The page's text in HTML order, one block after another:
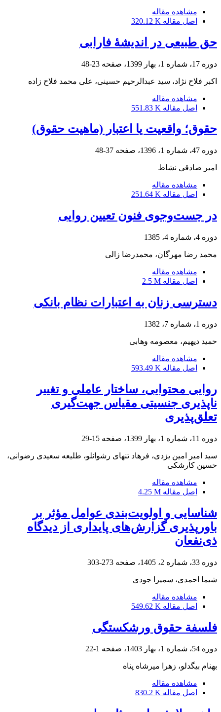
مشاهده مقاله
اصل مقاله 320.12 K
حق طبیعی در اندیشۀ فارابی
دوره 17، شماره 1، بهار 1399، صفحه 23-48
اکبر فلاح نژاد، سید عبدالرحیم حسینی، علی محمد فلاح زاده
مشاهده مقاله
اصل مقاله 551.83 K
حقوق؛ واقعیت یا اعتبار (ماهیت حقوق)
دوره 47، شماره 1، 1396، صفحه 37-48
امیر صادقی نشاط
مشاهده مقاله
اصل مقاله 251.64 K
در جست‌وجوی فنون تعیین روایی
دوره 4، شماره 4، 1385
محمد رضا مهرگان، محمدرضا زالی
مشاهده مقاله
اصل مقاله 2.5 M
دسترسی زنان به اعتبارات نظام بانکی
دوره 1، شماره 7، 1382
حمید دیهیم، معصومه وهابی
مشاهده مقاله
اصل مقاله 593.49 K
روایی محتوایی، ساختار عاملی و تغییر
ناپذیری جنسیتی مقیاس جهت‌گیری
تعلق‌پذیری
دوره 11، شماره 1، بهار 1399، صفحه 15-29
سید امیر امین یزدی، فرهاد تنهای رشوانلو، طلیعه سعیدی رضوانی،
حسین کارشکی
مشاهده مقاله
اصل مقاله 4.25 M
شناسایی و اولویت‌‌بندی عوامل مؤثر بر
باورپذیری گزارش‌‌های پایداری از دیدگاه
ذی‏‌نفعان
دوره 33، شماره 2، 1405، صفحه 273-303
شیما احمدی، سمیرا جودی
مشاهده مقاله
اصل مقاله 549.62 K
فلسفة حقوق ورشکستگی
دوره 54، شماره 1، بهار 1403، صفحه 1-22
بهنام بیگدلو، زهرا میرشاه پناه
مشاهده مقاله
اصل مقاله 830.2 K